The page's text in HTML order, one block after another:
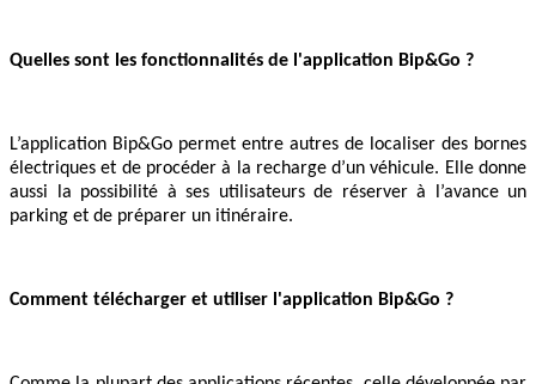
Quelles sont les fonctionnalités de l'application Bip&Go ?
L’application Bip&Go permet entre autres de localiser des bornes
électriques et de procéder à la recharge d’un véhicule. Elle donne
aussi la possibilité à ses utilisateurs de réserver à l’avance un
parking et de préparer un itinéraire.
Comment télécharger et utiliser l'application Bip&Go ?